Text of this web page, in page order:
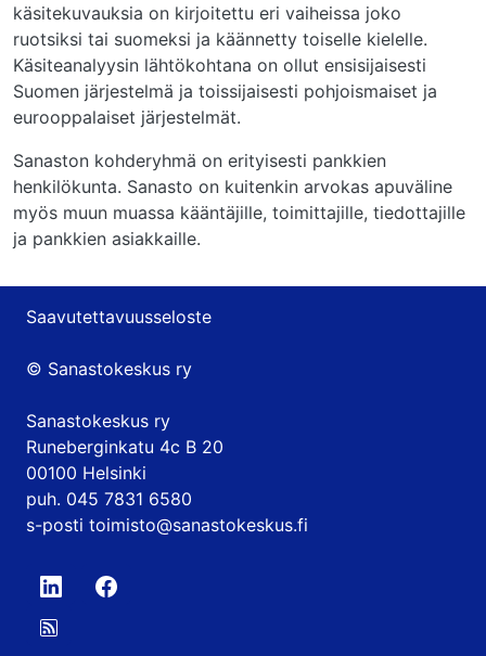
käsitekuvauksia on kirjoitettu eri vaiheissa joko
ruotsiksi tai suomeksi ja käännetty toiselle kielelle.
Käsiteanalyysin lähtökohtana on ollut ensisijaisesti
Suomen järjestelmä ja toissijaisesti pohjoismaiset ja
eurooppalaiset järjestelmät.
Sanaston kohderyhmä on erityisesti pankkien
henkilökunta. Sanasto on kuitenkin arvokas apuväline
myös muun muassa kääntäjille, toimittajille, tiedottajille
ja pankkien asiakkaille.
Saavutettavuusseloste
© Sanastokeskus ry
Sanastokeskus ry
Runeberginkatu 4c B 20
00100 Helsinki
puh. 045 7831 6580
s-posti toimisto@sanastokeskus.fi